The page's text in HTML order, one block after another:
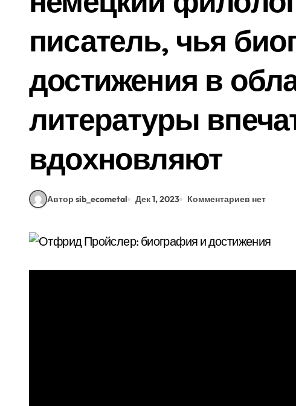
писатель, чья
достижения в
литературы
вдохновляют
Автор sib_ecometal Дек 1, 2023 Комментариев нет